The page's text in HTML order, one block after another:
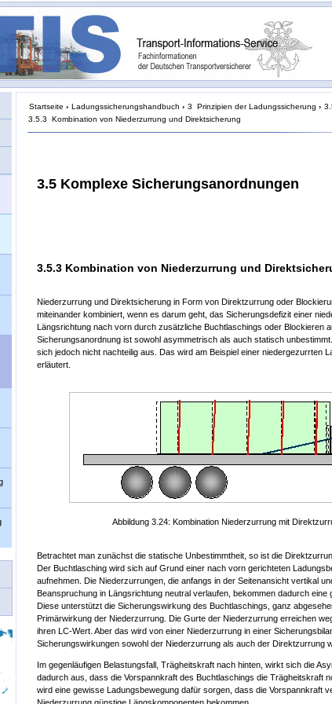
Startseite › Ladungssicherungshandbuch › 3 Prinzipien der Ladungssicherung ›
3.5.3 Kombination von Niederzurrung und Direktsicherung
3.5 Komplexe Sicherungsanordnungen
3.5.3 Kombination von Niederzurrung und
Niederzurrung und Direktsicherung in Form von Direktzurrung oder
miteinander kombiniert, wenn es darum geht, das Sicherungsdefizit einer
Längsrichtung nach vorn durch zusätzliche Buchtlaschings oder Blockieren
Sicherungsanordnung ist sowohl asymmetrisch als auch statisch
sich jedoch nicht nachteilig aus. Das wird am Beispiel einer niedergezurrten
erläutert.
Abbildung 3.24: Kombination Niederzurrung mit
Betrachtet man zunächst die statische Unbestimmtheit, so ist die
Der Buchtlasching wird sich auf Grund einer nach vorn gerichteten
aufnehmen. Die Niederzurrungen, die anfangs in der Seitenansicht vertikal
Beanspruchung in Längsrichtung neutral verlaufen, bekommen dadurch eine
Diese unterstützt die Sicherungswirkung des Buchtlaschings, ganz
Primärwirkung der Niederzurrung. Die Gurte der Niederzurrung erreichen
ihren LC-Wert. Aber das wird von einer Niederzurrung in einer
Sicherungswirkungen sowohl der Niederzurrung als auch der Direktzurrung
Im gegenläufigen Belastungsfall, Trägheitskraft nach hinten, wirkt sich die
dadurch aus, dass die Vorspannkraft des Buchtlaschings die Trägheitskraft
wird eine gewisse Ladungsbewegung dafür sorgen, dass die Vorspannkraft